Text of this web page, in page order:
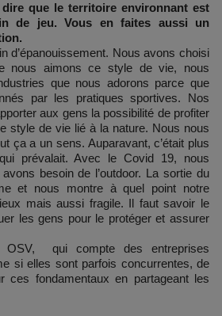
dire que le territoire environnant est
de jeu. Vous en faites aussi un
d’épanouissement. Nous avons choisi
nous aimons ce style de vie, nous
que nous adorons parce que
par les pratiques sportives. Nos
aux gens la possibilité de profiter
style de vie lié à la nature. Nous nous
ça a un sens. Auparavant, c’était plus
prévalait. Avec le Covid 19, nous
besoin de l’outdoor. La sortie du
et nous montre à quel point notre
mais aussi fragile. Il faut savoir le
les gens pour le protéger et assurer
OSV, qui compte des entreprises
si elles sont parfois concurrentes, de
ces fondamentaux en partageant les